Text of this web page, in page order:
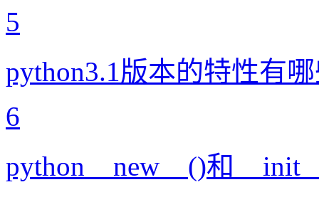
5
python3.1版本的特性有
6
python__new__()和